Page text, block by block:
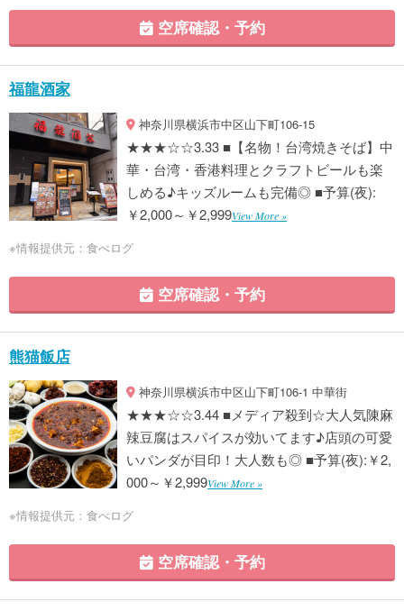
空席確認・予約
福龍酒家
神奈川県横浜市中区山下町106-15
★★★☆☆3.33 ■【名物！台湾焼きそば】中
華・台湾・香港料理とクラフトビールも楽
しめる♪キッズルームも完備◎ ■予算(夜):
￥2,000～￥2,999View More »
※情報提供元：食べログ
空席確認・予約
熊猫飯店
神奈川県横浜市中区山下町106-1 中華街
★★★☆☆3.44 ■メディア殺到☆大人気陳麻
辣豆腐はスパイスが効いてます♪店頭の可愛
いパンダが目印！大人数も◎ ■予算(夜):￥2,
000～￥2,999View More »
※情報提供元：食べログ
空席確認・予約